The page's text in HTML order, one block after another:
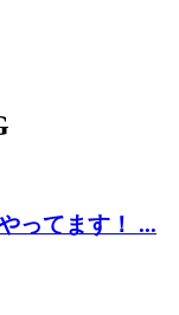
ってます！ ...